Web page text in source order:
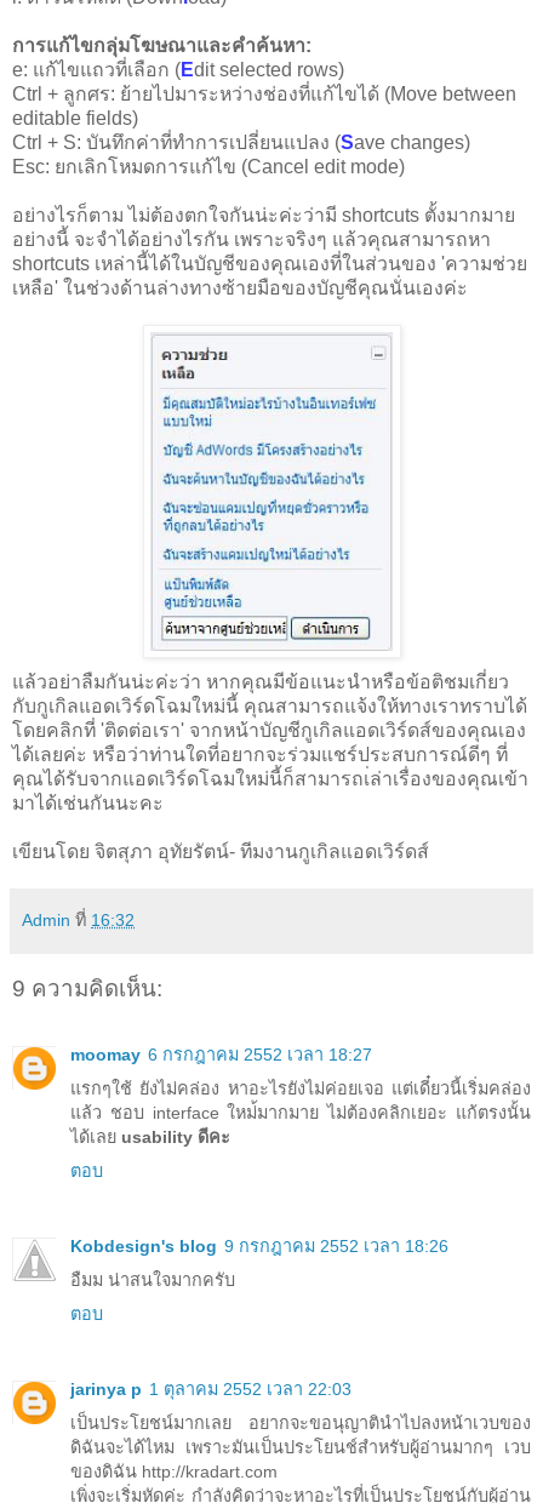
การแก้ไขกลุ่มโฆษณาและคำค้นหา:
e: แก้ไขแถวที่เลือก (Edit selected rows)
Ctrl + ลูกศร: ย้ายไปมาระหว่างช่องที่แก้ไขได้ (Move between
editable fields)
Ctrl + S: บันทึกค่าที่ทำการเปลี่ยนแปลง (Save changes)
Esc: ยกเลิกโหมดการแก้ไข (Cancel edit mode)
อย่างไรก็ตาม ไม่ต้องตกใจกันน่ะค่ะว่ามี shortcuts ตั้งมากมาย
อย่างนี้ จะจำได้อย่างไรกัน เพราะจริงๆ แล้วคุณสามารถหา
shortcuts เหล่านี้ได้ในบัญชีของคุณเองที่ในส่วนของ 'ความช่วย
เหลือ' ในช่วงด้านล่างทางซ้ายมือของบัญชีคุณนั่นเองค่ะ
แล้วอย่าลืมกันน่ะค่ะว่า หากคุณมีข้อแนะนำหรือข้อติชมเกี่ยว
กับกูเกิลแอดเวิร์ดโฉมใหม่นี้ คุณสามารถแจ้งให้ทางเราทราบได้
โดยคลิกที่ 'ติดต่อเรา' จากหน้าบัญชีกูเกิลแอดเวิร์ดส์ของคุณเอง
ได้เลยค่ะ หรือว่าท่านใดที่อยากจะร่วมแชร์ประสบการณ์ดีๆ ที่
คุณได้รับจากแอดเวิร์ดโฉมใหม่นี้ก็สามารถเ่ล่าเรื่องของคุณเข้า
มาได้เช่นกันนะคะ
เขียนโดย จิตสุภา อุทัยรัตน์- ทีมงานกูเกิลแอดเวิร์ดส์
Admin ที่ 16:32
9 ความคิดเห็น:
moomay 6 กรกฎาคม 2552 เวลา 18:27
แรกๆใช้ ยังไม่คล่อง หาอะไรยังไม่ค่อยเจอ แต่เดี๋ยวนี้เริ่มคล่อง
แล้ว ชอบ interface ใหม่้มากมาย ไม่ต้องคลิกเยอะ แก้ตรงนั้น
ได้เลย usability ดีคะ
ตอบ
Kobdesign's blog 9 กรกฎาคม 2552 เวลา 18:26
อืมม น่าสนใจมากครับ
ตอบ
jarinya p 1 ตุลาคม 2552 เวลา 22:03
เป็นประโยชน์มากเลย อยากจะขอนุญาตินำไปลงหน้าเวบของ
ดิฉันจะได้ไหม เพราะมันเป็นประโยนช์สำหรับผู้อ่านมากๆ เวบ
ของดิฉัน http://kradart.com
เพิ่งจะเริ่มหัดค่ะ กำลังคิดว่าจะหาอะไรที่เป็นประโยชน์กับผู้อ่าน